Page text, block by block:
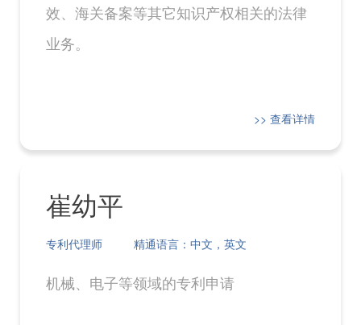
效、海关备案等其它知识产权相关的法律
业务。
>> 查看详情
崔幼平
专利代理师 精通语言：中文，英文
机械、电子等领域的专利申请